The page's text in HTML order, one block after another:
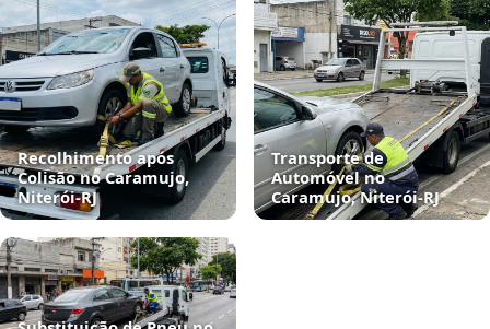
Recolhimento após
Colisão no Caramujo,
Niterói‑RJ
Transporte de
Automóvel no
Caramujo, Niterói‑RJ